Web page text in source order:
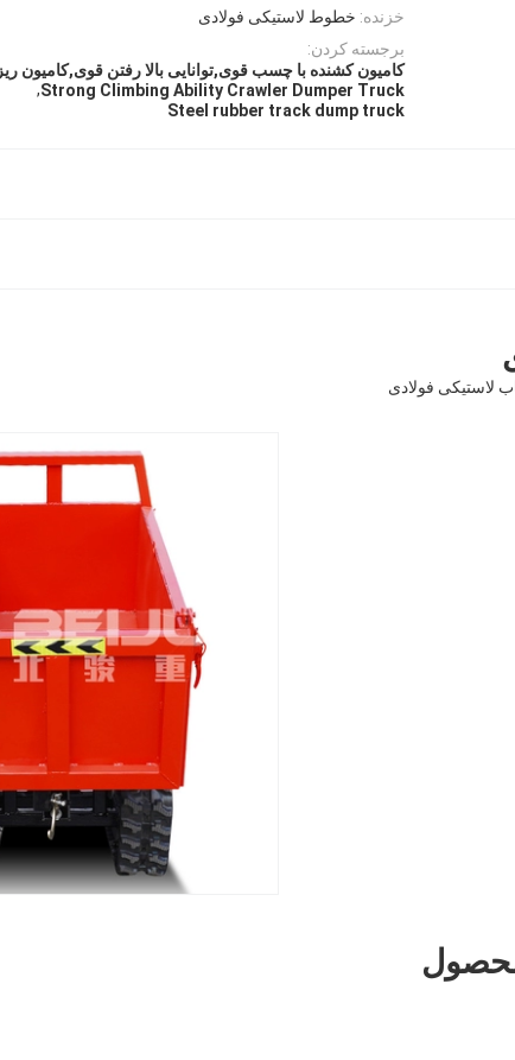
خزنده: خطوط لاستیکی فولادی
برجسته کردن:
کامیون کشنده با چسب قوی,توانایی بالا رفتن قوی,کامیون
Strong Climbing Ability Crawler Dumper Truck
,
Steel rubber track dump truck
لاستیکی فولادی